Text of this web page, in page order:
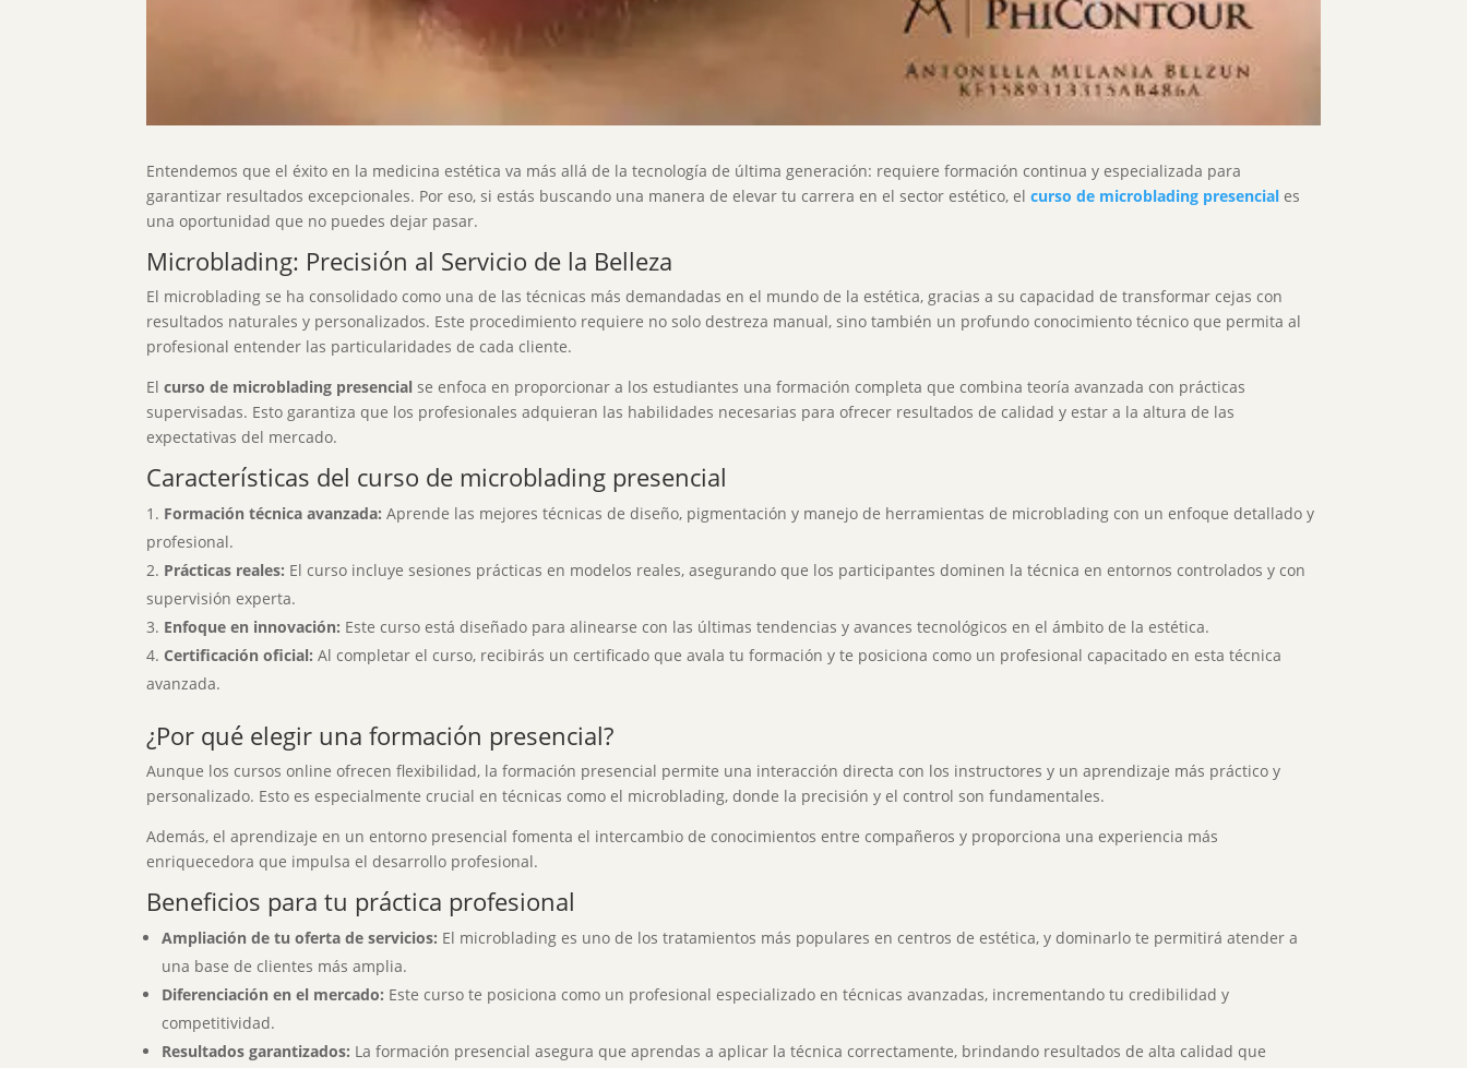
Entendemos que el éxito en la medicina estética va más allá de la tecnología de última generación: requiere formación continua y especializada para
garantizar resultados excepcionales. Por eso, si estás buscando una manera de elevar tu carrera en el sector estético, elcurso de microblading presencial es
una oportunidad que no puedes dejar pasar.
Microblading: Precisión al Servicio de la Belleza
El microblading se ha consolidado como una de las técnicas más demandadas en el mundo de la estética, gracias a su capacidad de transformar cejas con
resultados naturales y personalizados. Este procedimiento requiere no solo destreza manual, sino también un profundo conocimiento técnico que permita al
profesional entender las particularidades de cada cliente.
Elcurso de microblading presencial se enfoca en proporcionar a los estudiantes una formación completa que combina teoría avanzada con prácticas
supervisadas. Esto garantiza que los profesionales adquieran las habilidades necesarias para ofrecer resultados de calidad y estar a la altura de las
expectativas del mercado.
Características del curso de microblading presencial
Formación técnica avanzada: Aprende las mejores técnicas de diseño, pigmentación y manejo de herramientas de microblading con un enfoque detallado y
profesional.
Prácticas reales: El curso incluye sesiones prácticas en modelos reales, asegurando que los participantes dominen la técnica en entornos controlados y con
supervisión experta.
Enfoque en innovación: Este curso está diseñado para alinearse con las últimas tendencias y avances tecnológicos en el ámbito de la estética.
Certificación oficial: Al completar el curso, recibirás un certificado que avala tu formación y te posiciona como un profesional capacitado en esta técnica
avanzada.
¿Por qué elegir una formación presencial?
Aunque los cursos online ofrecen flexibilidad, la formación presencial permite una interacción directa con los instructores y un aprendizaje más práctico y
personalizado. Esto es especialmente crucial en técnicas como el microblading, donde la precisión y el control son fundamentales.
Además, el aprendizaje en un entorno presencial fomenta el intercambio de conocimientos entre compañeros y proporciona una experiencia más
enriquecedora que impulsa el desarrollo profesional.
Beneficios para tu práctica profesional
Ampliación de tu oferta de servicios: El microblading es uno de los tratamientos más populares en centros de estética, y dominarlo te permitirá atender a
una base de clientes más amplia.
Diferenciación en el mercado: Este curso te posiciona como un profesional especializado en técnicas avanzadas, incrementando tu credibilidad y
competitividad.
Resultados garantizados: La formación presencial asegura que aprendas a aplicar la técnica correctamente, brindando resultados de alta calidad que